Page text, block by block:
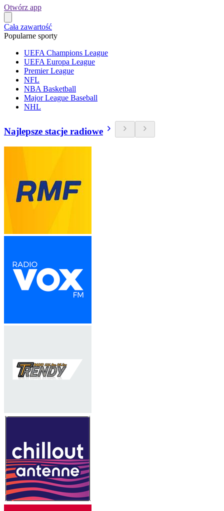
Otwórz app
Cała zawartość
Popularne sporty
UEFA Champions League
UEFA Europa League
Premier League
NFL
NBA Basketball
Major League Baseball
NHL
Najlepsze stacje radiowe